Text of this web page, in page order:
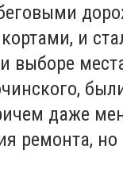
и
выборе
даже
ремонта,